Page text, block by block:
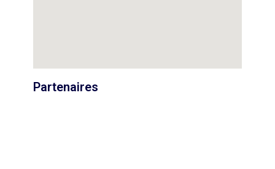
Partenaires